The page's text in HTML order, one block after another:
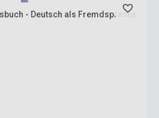
Linie 1 Kurs-und Übungsbuch - Deutsch als Fremdsprache